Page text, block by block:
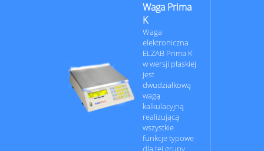
Waga Prima
K
Waga
elektroniczna
ELZAB Prima K
w wersji płaskiej
jest
dwudziałkową
wagą
kalkulacyjną
realizującą
wszystkie
funkcje typowe
dla tej grupy